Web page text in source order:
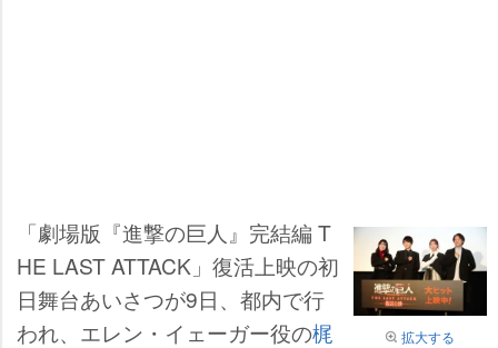
拡大する
「劇場版『進撃の巨人』完結編 T
HE LAST ATTACK」復活上映の初
日舞台あいさつが9日、都内で行
われ、エレン・イェーガー役の梶